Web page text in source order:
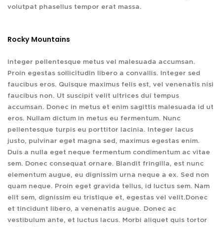
volutpat phasellus tempor erat massa.
Rocky Mountains
Integer pellentesque metus vel malesuada accumsan.
Proin egestas sollicitudin libero a convallis. Integer sed
faucibus eros. Quisque maximus felis est, vel venenatis nisi
faucibus non. Ut suscipit velit ultrices dui tempus
accumsan. Donec in metus et enim sagittis malesuada id ut
eros. Nullam dictum in metus eu fermentum. Nunc
pellentesque turpis eu porttitor lacinia. Integer lacus
justo, pulvinar eget magna sed, maximus egestas enim.
Duis a nulla eget neque fermentum condimentum ac vitae
sem. Donec consequat ornare. Blandit fringilla, est nunc
elementum augue, eu dignissim urna neque a ex. Sed non
quam neque. Proin eget gravida tellus, id luctus sem. Nam
elit sem, dignissim eu tristique et, egestas vel velit.Donec
et tincidunt libero, a venenatis augue. Donec ac
vestibulum ante, et luctus lacus. Morbi aliquet quis tortor